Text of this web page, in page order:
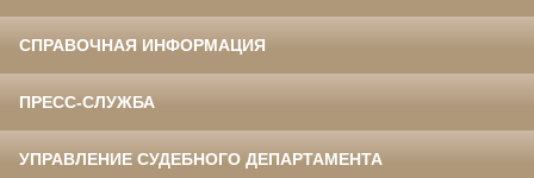
СПРАВОЧНАЯ ИНФОРМАЦИЯ
ПРЕСС-СЛУЖБА
УПРАВЛЕНИЕ СУДЕБНОГО ДЕПАРТАМЕНТА